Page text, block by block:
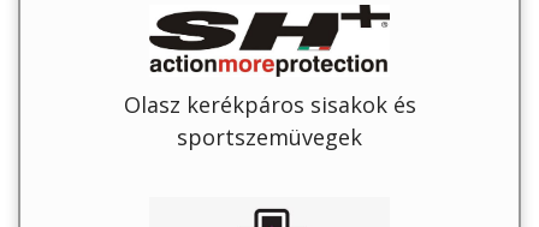
Olasz kerékpáros sisakok és
sportszemüvegek